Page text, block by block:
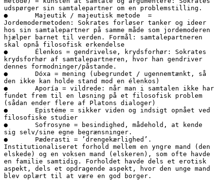
udspørger sin samtalepartner om en problemstilling.
●	Majeutik / majeutisk metode  =
Jordemodermetoden: Sokrates forløser tanker og ideer
hos sin samtalepartner på samme måde som jordemoderen
hjælper barnet til verden. Formål: samtalepartneren
skal opnå filosofisk erkendelse
●	Élenkos = gendrivelse, krydsforhør: Sokrates
krydsforhør af samtalepartneren, hvor han gendriver
dennes formodninger/påstande.
●	Dóxa = mening (ubegrundet / ugennemtænkt, så
den ikke kan holde stand mod en élenkos)
●	Aporía = vildrede: når man i samtalen ikke har
fundet frem til en løsning på et filosofisk problem
(sådan ender flere af Platons dialoger)
●	Epistéme = sikker viden og indsigt opnået ved
filosofiske studier
●	Sofrosyne = besindighed, mådehold, at kende
sig selv/sine egne begrænsninger.
●	Pæderasti = ’drengekærlighed’.
Institutionaliseret forhold mellem en yngre mand (den
elskede) og en voksen mand (elskeren), som ofte havde
en familie samtidig. Forholdet havde dels et erotisk
aspekt, dels et opdragende aspekt, hvor den unge mand
blev oplært til at være en god borger.